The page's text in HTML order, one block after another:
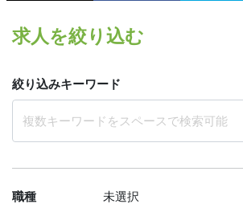
求人を絞り込む
絞り込みキーワード
職種 未選択